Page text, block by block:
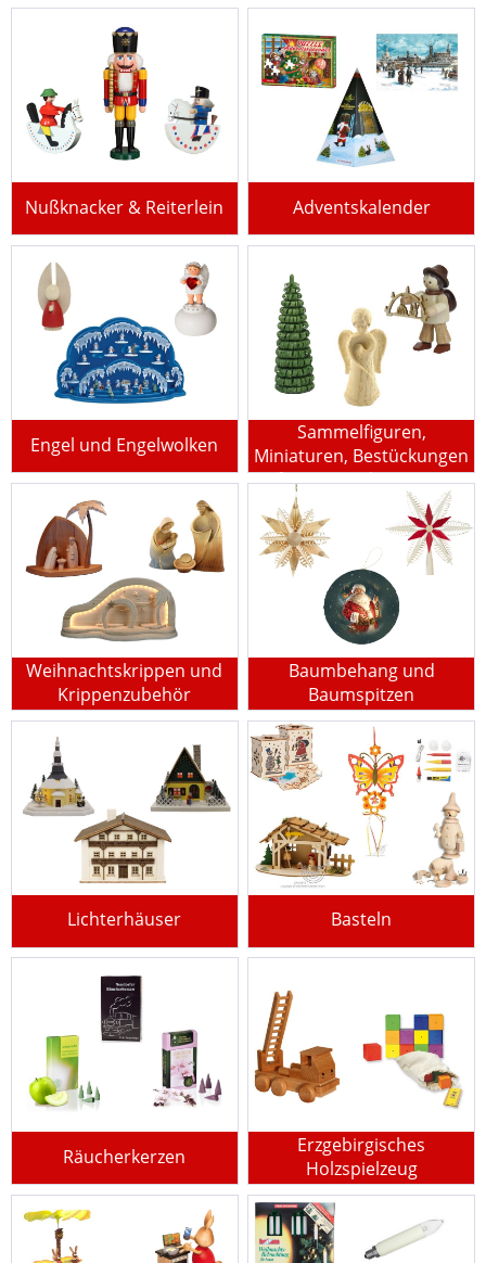
Nußknacker & Reiterlein Adventskalender
Engel und Engelwolken
Sammelfiguren,
Miniaturen, Bestückungen
für Pyramiden u.v.m.
Weihnachtskrippen und
Krippenzubehör
Baumbehang und
Baumspitzen
Lichterhäuser Basteln
Räucherkerzen
Erzgebirgisches
Holzspielzeug